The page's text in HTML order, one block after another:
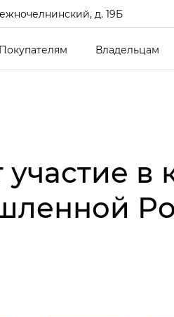
д. 19Б
Покупателям Владельцам